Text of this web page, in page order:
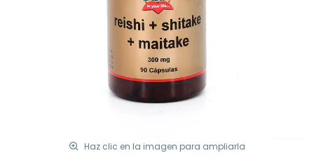
Haz clic en la imagen para ampliarla